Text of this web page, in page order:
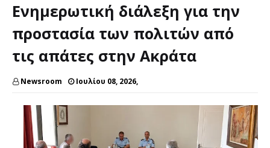
Ενημερωτική διάλεξη για την
προστασία των πολιτών από
τις απάτες στην Ακράτα
Newsroom Ιουλίου 08, 2026,